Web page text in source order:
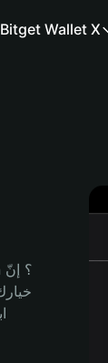
Bitget Wallet X